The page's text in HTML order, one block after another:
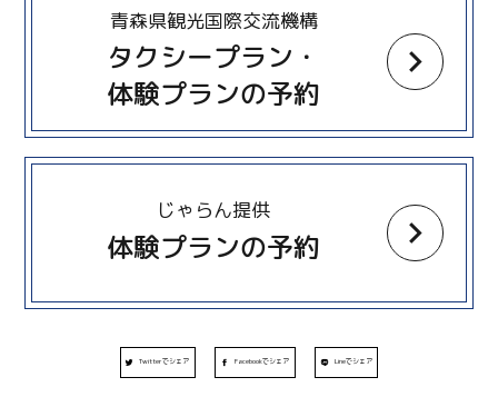
タクシープラン・
体験プランの予約
青森県観光国際交流機構
体験プランの予約
じゃらん提供
more
Twitterでシェア Facebookでシェア Lineでシェア